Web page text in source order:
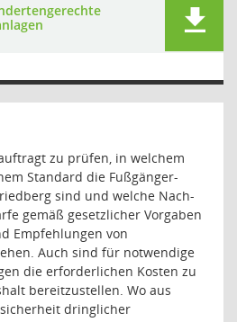
zu prüfen, in welchem
Standard die Fußgänger-
sind und welche Nach-
gemäß gesetzlicher Vorgaben
Empfehlungen von
Auch sind für notwendige
die erforderlichen Kosten zu
bereitzustellen. Wo aus
dringlicher